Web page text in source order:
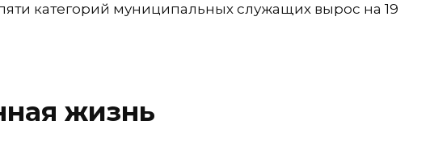
категорий муниципальных служащих вырос на 19
жизнь